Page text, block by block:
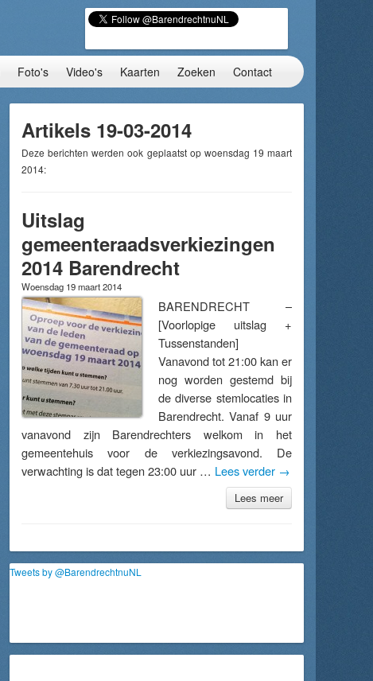
Foto's Video's Kaarten Zoeken Contact
Artikels 19-03-2014
Deze berichten werden ook geplaatst op woensdag 19 maart
2014:
Uitslag
gemeenteraadsverkiezingen
2014 Barendrecht
Woensdag 19 maart 2014
BARENDRECHT –
[Voorlopige uitslag +
Tussenstanden]
Vanavond tot 21:00 kan er
nog worden gestemd bij
de diverse stemlocaties in
Barendrecht. Vanaf 9 uur
vanavond zijn Barendrechters welkom in het
gemeentehuis voor de verkiezingsavond. De
verwachting is dat tegen 23:00 uur … Lees verder →
Lees meer
Tweets by @BarendrechtnuNL